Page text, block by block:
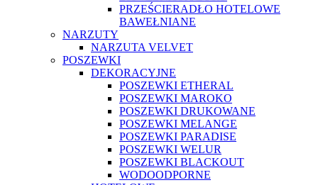
PRZEŚCIERADŁO HOTELOWE
BAWEŁNIANE
NARZUTY
NARZUTA VELVET
POSZEWKI
DEKORACYJNE
POSZEWKI ETHERAL
POSZEWKI MAROKO
POSZEWKI DRUKOWANE
POSZEWKI MELANGE
POSZEWKI PARADISE
POSZEWKI WELUR
POSZEWKI BLACKOUT
WODOODPORNE